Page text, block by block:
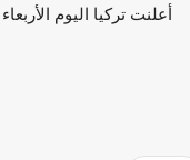
أعلنت تركيا اليوم